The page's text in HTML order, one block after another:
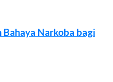
Bahaya Narkoba bagi